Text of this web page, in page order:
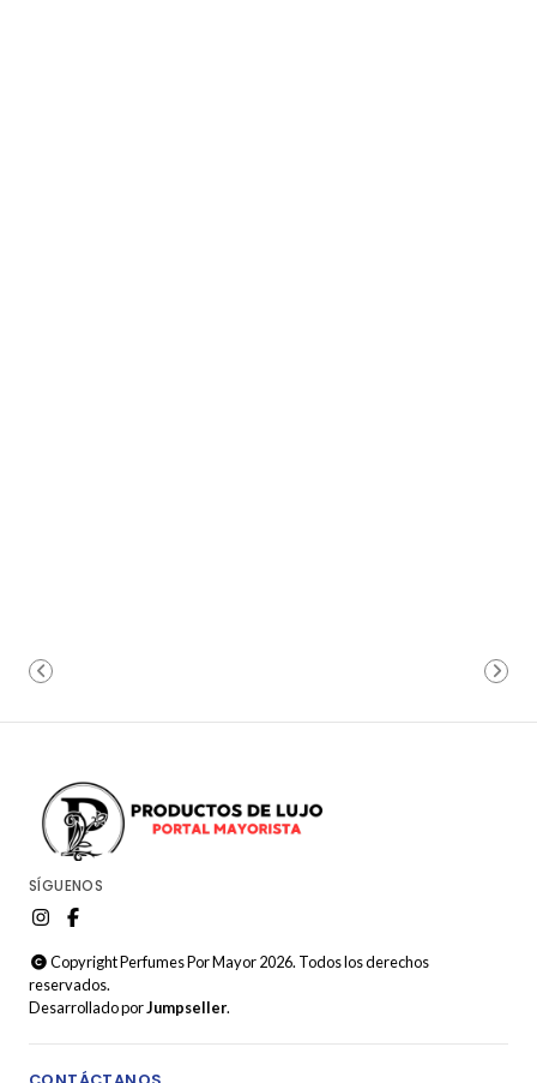
SÍGUENOS
Copyright Perfumes Por Mayor 2026. Todos los derechos
reservados.
Desarrollado porJumpseller.